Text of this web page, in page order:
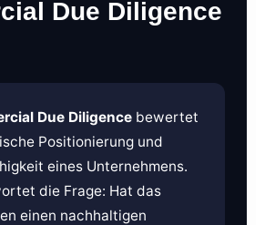
Due Diligence
Due Diligence bewertet
Positionierung und
eines Unternehmens.
die Frage: Hat das
einen nachhaltigen